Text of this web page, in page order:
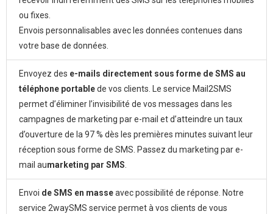
ou fixes.
Envois personnalisables avec les données contenues dans
votre base de données.
Envoyez des e-mails directement sous forme de SMS au
téléphone portablede vos clients. Le service Mail2SMS
permet d’éliminer l’invisibilité de vos messages dans les
campagnes de marketing par e-mail et d’atteindre un taux
d’ouverture de la 97 % dès les premières minutes suivant leur
réception sous forme de SMS. Passez du marketing par e-
mail aumarketing par SMS.
Envoi de SMS en masseavec possibilité de réponse. Notre
service 2waySMS service permet à vos clients de vous